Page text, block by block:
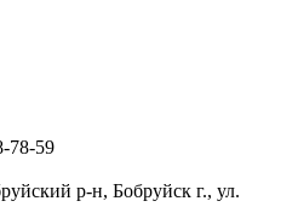
78-59
р-н, Бобруйск г., ул.